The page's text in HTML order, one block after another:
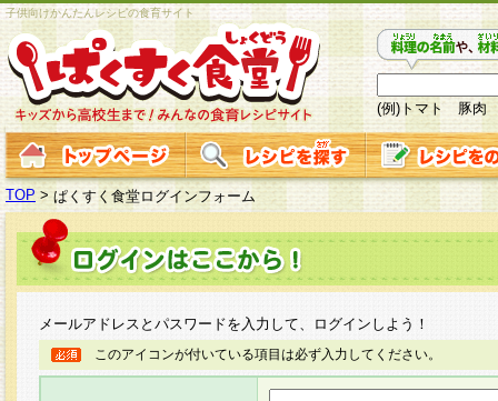
子供向けかんたんレシピの食育サイト
(例)トマト 豚肉
TOP > ぱくすく食堂ログインフォーム
メールアドレスとパスワードを入力して、ログインしよう！
このアイコンが付いている項目は必ず入力してください。